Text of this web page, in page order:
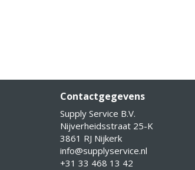
Contactgegevens
Supply Service B.V.
Nijverheidsstraat 25-K
3861 RJ Nijkerk
info@supplyservice.nl
+31 33 468 13 42